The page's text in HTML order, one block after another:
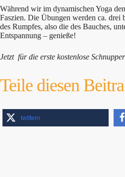
Während wir im dynamischen Yoga
Faszien. Die Übungen werden ca.
des Rumpfes, also die des Bauches,
Entspannung – genieße!
Jetzt für die erste kostenlose
Teile diesen
twittern